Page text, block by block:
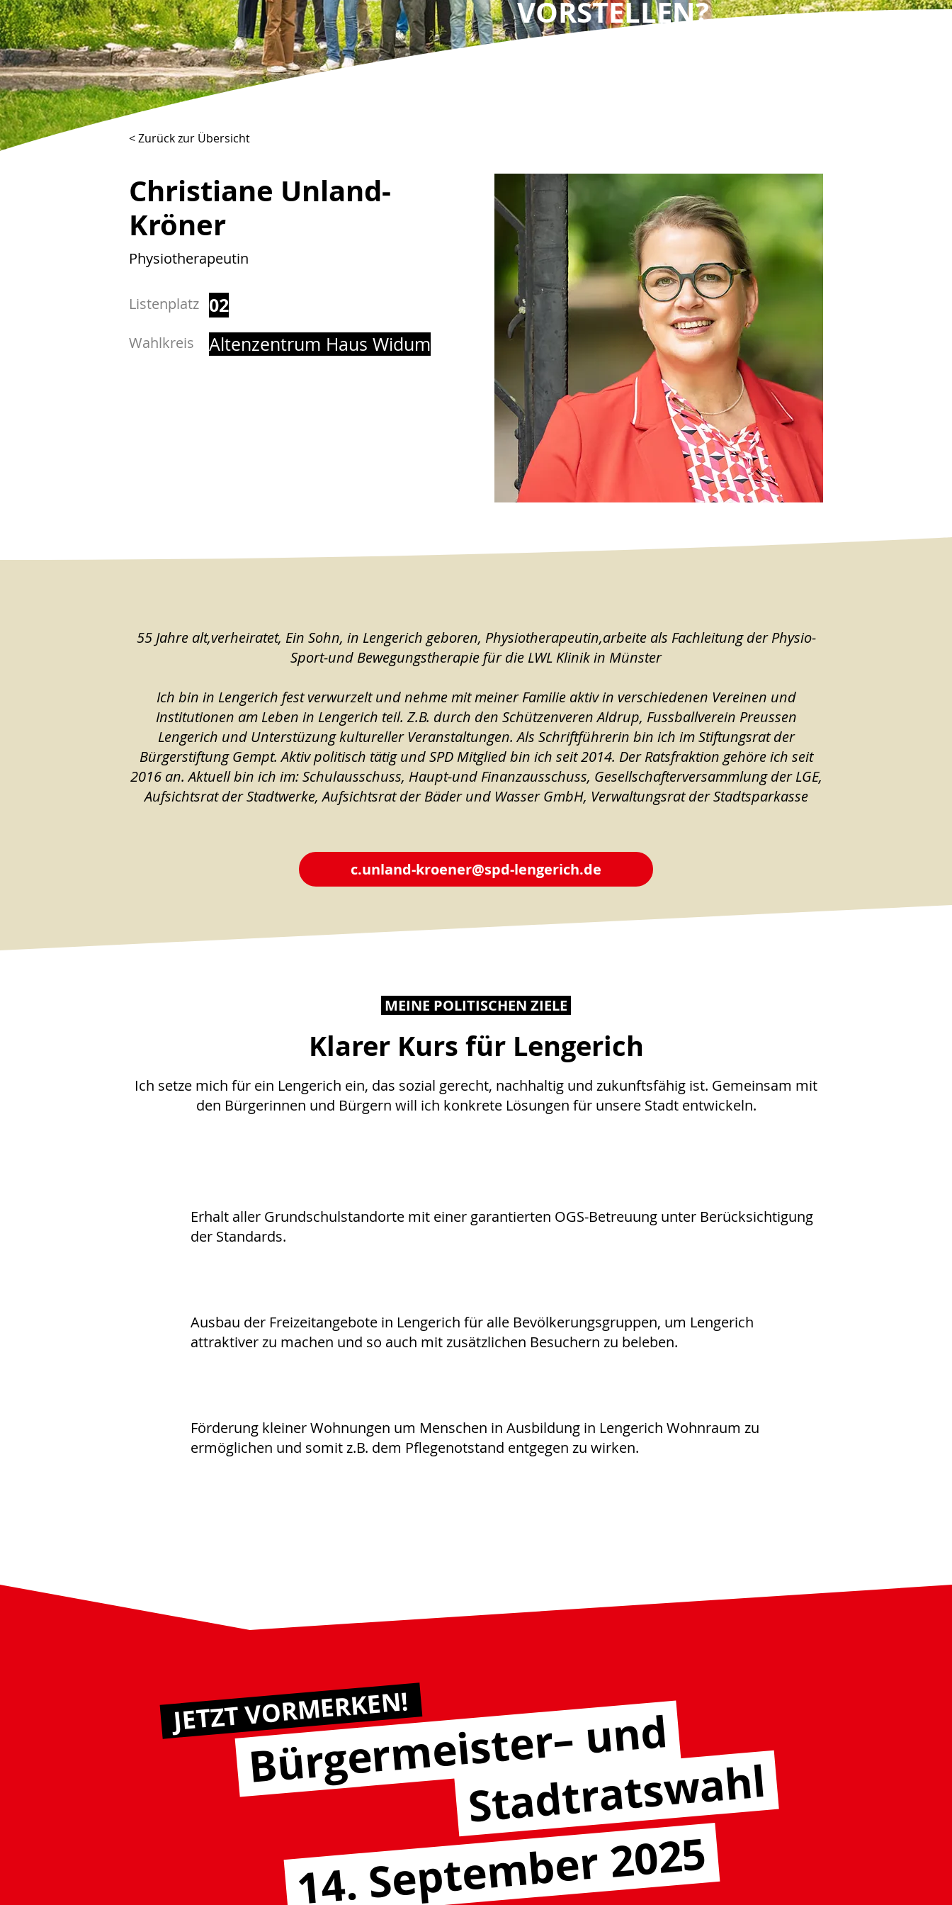
< Zurück zur Übersicht
VORSTELLEN?
Christiane Unland-
Kröner
Physiotherapeutin
Listenplatz 02
Wahlkreis Altenzentrum Haus Widum
55 Jahre alt,verheiratet, Ein Sohn, in Lengerich geboren, Physiotherapeutin,arbeite als Fachleitung der Physio-
Sport-und Bewegungstherapie für die LWL Klinik in Münster
Ich bin in Lengerich fest verwurzelt und nehme mit meiner Familie aktiv in verschiedenen Vereinen und
Institutionen am Leben in Lengerich teil. Z.B. durch den Schützenveren Aldrup, Fussballverein Preussen
Lengerich und Unterstüzung kultureller Veranstaltungen. Als Schriftführerin bin ich im Stiftungsrat der
Bürgerstiftung Gempt. Aktiv politisch tätig und SPD Mitglied bin ich seit 2014. Der Ratsfraktion gehöre ich seit
2016 an. Aktuell bin ich im: Schulausschuss, Haupt-und Finanzausschuss, Gesellschafterversammlung der LGE,
Aufsichtsrat der Stadtwerke, Aufsichtsrat der Bäder und Wasser GmbH, Verwaltungsrat der Stadtsparkasse
c.unland-kroener@spd-lengerich.de
MEINE POLITISCHEN ZIELE
Klarer Kurs für Lengerich
Ich setze mich für ein Lengerich ein, das sozial gerecht, nachhaltig und zukunftsfähig ist. Gemeinsam mit
den Bürgerinnen und Bürgern will ich konkrete Lösungen für unsere Stadt entwickeln.
Erhalt aller Grundschulstandorte mit einer garantierten OGS-Betreuung unter Berücksichtigung
der Standards.
Ausbau der Freizeitangebote in Lengerich für alle Bevölkerungsgruppen, um Lengerich
attraktiver zu machen und so auch mit zusätzlichen Besuchern zu beleben.
Förderung kleiner Wohnungen um Menschen in Ausbildung in Lengerich Wohnraum zu
ermöglichen und somit z.B. dem Pflegenotstand entgegen zu wirken.
Bürgermeister– und
JETZT VORMERKEN!
Stadtratswahl
14. September 2025